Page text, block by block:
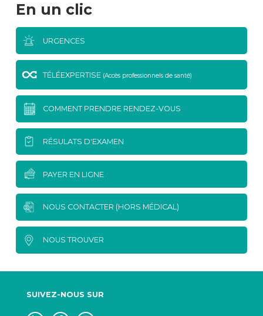
En un clic
URGENCES
TÉLÉEXPERTISE (Accès professionnels de santé)
COMMENT PRENDRE RENDEZ-VOUS
RÉSULATS D'EXAMEN
PAYER EN LIGNE
NOUS CONTACTER (HORS MÉDICAL)
NOUS TROUVER
SUIVEZ-NOUS SUR